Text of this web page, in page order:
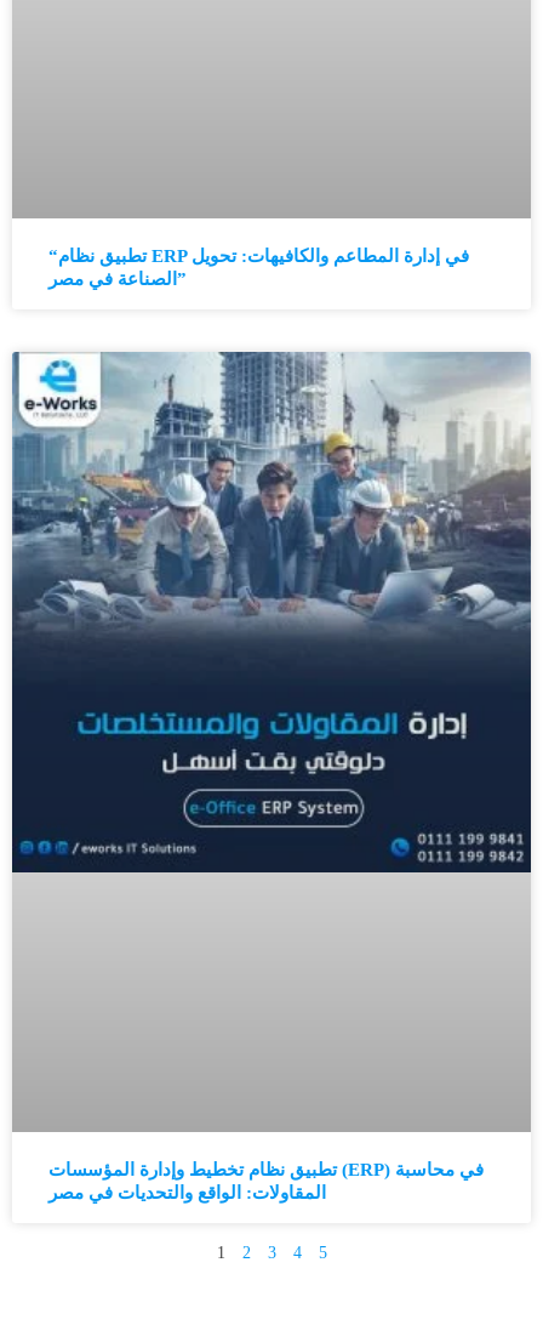
“تطبيق نظام ERP في إدارة المطاعم والكافيهات: تحويل
الصناعة في مصر”
تطبيق نظام تخطيط وإدارة المؤسسات (ERP) في محاسبة
المقاولات: الواقع والتحديات في مصر
1 2 3 4 5